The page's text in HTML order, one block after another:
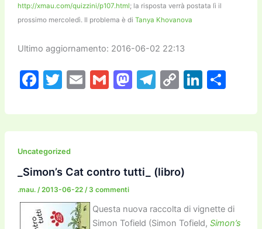
http://xmau.com/quizzini/p107.html; la risposta verrà postata lì il
prossimo mercoledì. Il problema è di Tanya Khovanova
Ultimo aggiornamento: 2016-06-02 22:13
F
c
e
b
o
o
k
T
itt
er
E
ai
l
G
ai
l
M
st
o
o
T
e
gr
m
C
p
y
n
Li
k
e
C
n
di
Uncategorized
_Simon’s Cat contro tutti_ (libro)
.mau. /2013-06-22 / 3 commenti
Questa nuova raccolta di vignette di
Simon Tofield (Simon Tofield, Simon’s